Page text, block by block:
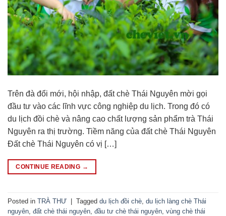
Trên đà đổi mới, hội nhập, đất chè Thái Nguyên mời gọi
đầu tư vào các lĩnh vực công nghiệp du lịch. Trong đó có
du lịch đồi chè và nâng cao chất lượng sản phẩm trà Thái
Nguyên ra thị trường. Tiềm năng của đất chè Thái Nguyên
Đất chè Thái Nguyên có vị […]
CONTINUE READING →
Posted in TRÀ THƯ Tagged du lịch đồi chè du lịch làng chè Thái
nguyên đất chè thái nguyên đầu tư chè thái nguyên vùng chè thái